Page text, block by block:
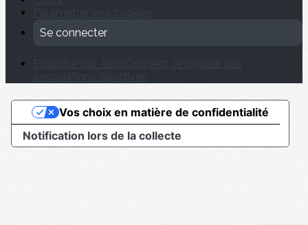
Se connecter
Notification lors de la collecte
Vos choix en matière de confidentialité